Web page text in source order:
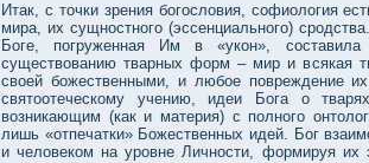
Итак, с точки зрения богословия, софиология
мира, их сущностного (эссенциального)
Боге, погруженная Им в «укон»,
существованию тварных форм – мир и всякая
своей божественными, и любое повреждение
святоотеческому учению, идеи Бога о
возникающим (как и материя) с полного
лишь «отпечатки» Божественных идей. Бог
и человеком на уровне Личности, формируя их